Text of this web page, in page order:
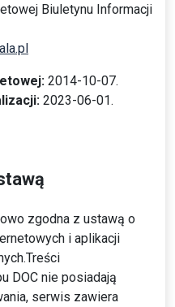
Biuletynu Informacji
2014-10-07.
2023-06-01.
zgodna z ustawą o
i aplikacji
DOC nie posiadają
serwis zawiera